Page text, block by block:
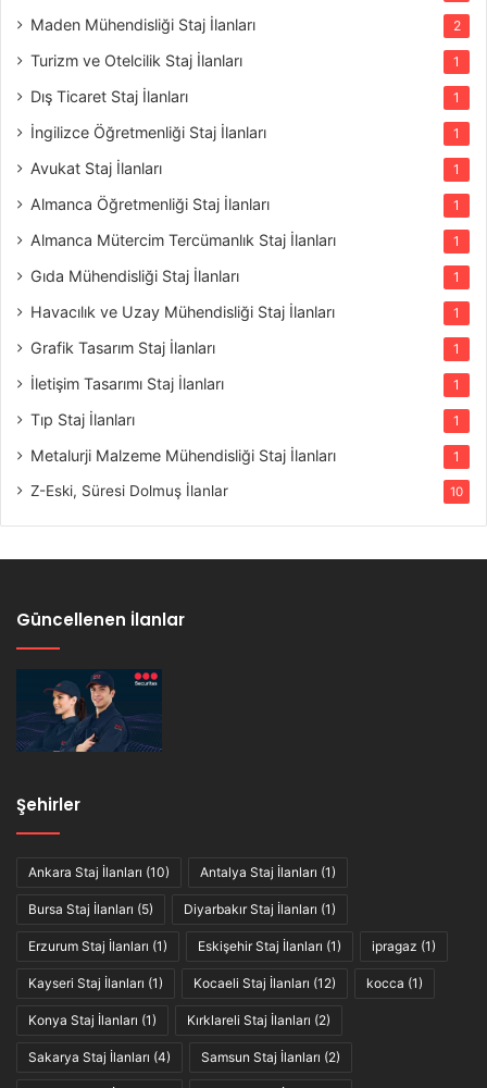
Maden Mühendisliği Staj İlanları 2
Turizm ve Otelcilik Staj İlanları 1
Dış Ticaret Staj İlanları 1
İngilizce Öğretmenliği Staj İlanları 1
Avukat Staj İlanları 1
Almanca Öğretmenliği Staj İlanları 1
Almanca Mütercim Tercümanlık Staj İlanları 1
Gıda Mühendisliği Staj İlanları 1
Havacılık ve Uzay Mühendisliği Staj İlanları 1
Grafik Tasarım Staj İlanları 1
İletişim Tasarımı Staj İlanları 1
Tıp Staj İlanları 1
Metalurji Malzeme Mühendisliği Staj İlanları 1
Z-Eski, Süresi Dolmuş İlanlar 10
Güncellenen İlanlar
Şehirler
Ankara Staj İlanları (10) Antalya Staj İlanları (1)
Bursa Staj İlanları (5) Diyarbakır Staj İlanları (1)
Erzurum Staj İlanları (1) Eskişehir Staj İlanları (1) ipragaz (1)
Kayseri Staj İlanları (1) Kocaeli Staj İlanları (12) kocca (1)
Konya Staj İlanları (1) Kırklareli Staj İlanları (2)
Sakarya Staj İlanları (4) Samsun Staj İlanları (2)